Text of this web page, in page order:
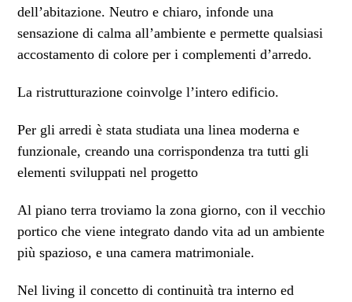
dell’abitazione. Neutro e chiaro, infonde una
sensazione di calma all’ambiente e permette qualsiasi
accostamento di colore per i complementi d’arredo.
La ristrutturazione coinvolge l’intero edificio.
Per gli arredi è stata studiata una linea moderna e
funzionale, creando una corrispondenza tra tutti gli
elementi sviluppati nel progetto
Al piano terra troviamo la zona giorno, con il vecchio
portico che viene integrato dando vita ad un ambiente
più spazioso, e una camera matrimoniale.
Nel living il concetto di continuità tra interno ed